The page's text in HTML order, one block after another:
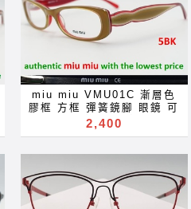
miu miu VMU01C 漸層色
膠框 方框 彈簧鏡腳 眼鏡 可
配 近視 老花 多焦點 鏡片 近
optical frames spectacles
glasses Rx prescription
for near far sighted
2,400